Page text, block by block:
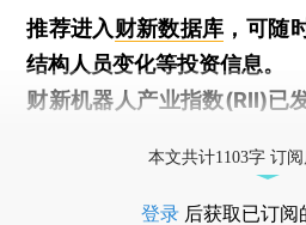
推荐进入财新数据库 ，可随
结构人员变化等投资信息。
财新机器人产业指数(RII)已
本文共计1103字 订
登录 后获取已订阅